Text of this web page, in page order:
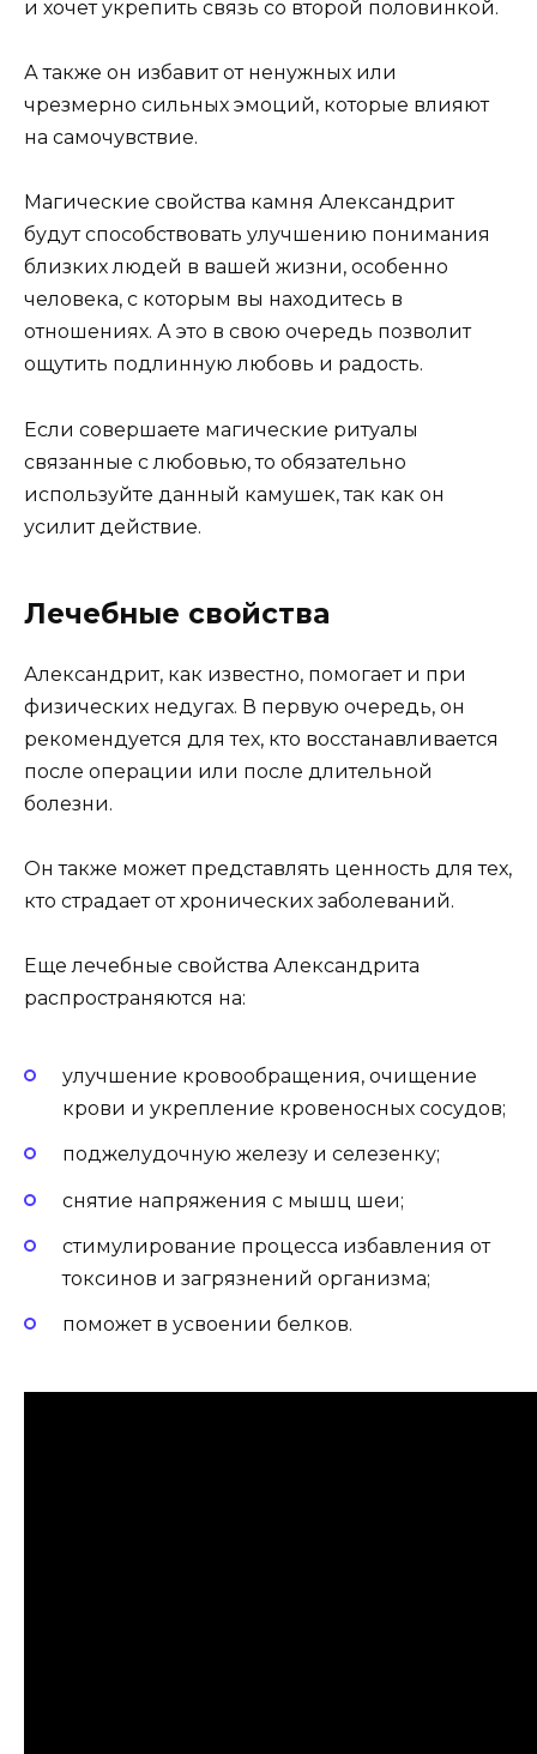
и хочет укрепить связь со второй половинкой.
А также он избавит от ненужных или
чрезмерно сильных эмоций, которые влияют
на самочувствие.
Магические свойства камня Александрит
будут способствовать улучшению понимания
близких людей в вашей жизни, особенно
человека, с которым вы находитесь в
отношениях. А это в свою очередь позволит
ощутить подлинную любовь и радость.
Если совершаете магические ритуалы
связанные с любовью, то обязательно
используйте данный камушек, так как он
усилит действие.
Лечебные свойства
Александрит, как известно, помогает и при
физических недугах. В первую очередь, он
рекомендуется для тех, кто восстанавливается
после операции или после длительной
болезни.
Он также может представлять ценность для тех,
кто страдает от хронических заболеваний.
Еще лечебные свойства Александрита
распространяются на:
улучшение кровообращения, очищение
крови и укрепление кровеносных сосудов;
поджелудочную железу и селезенку;
снятие напряжения с мышц шеи;
стимулирование процесса избавления от
токсинов и загрязнений организма;
поможет в усвоении белков.